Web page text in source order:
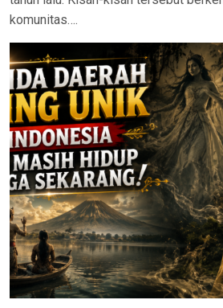
komunitas….